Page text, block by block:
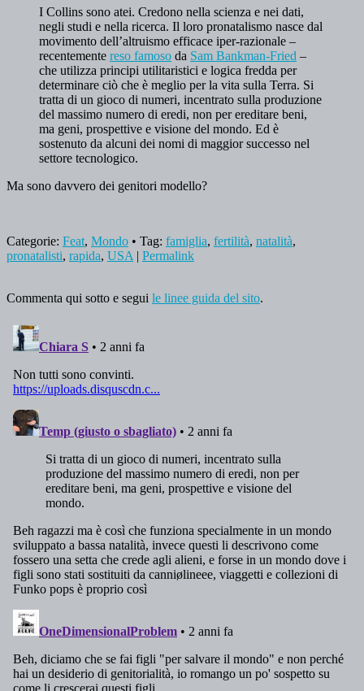
I Collins sono atei. Credono nella scienza e nei dati,
negli studi e nella ricerca. Il loro pronatalismo nasce dal
movimento dell’altruismo efficace iper-razionale –
recentemente reso famoso da Sam Bankman-Fried –
che utilizza principi utilitaristici e logica fredda per
determinare ciò che è meglio per la vita sulla Terra. Si
tratta di un gioco di numeri, incentrato sulla produzione
del massimo numero di eredi, non per ereditare beni,
ma geni, prospettive e visione del mondo. Ed è
sostenuto da alcuni dei nomi di maggior successo nel
settore tecnologico.
Ma sono davvero dei genitori modello?
Categorie: Feat, Mondo • Tag: famiglia, fertilità, natalità,
pronatalisti, rapida, USA | Permalink
Commenta qui sotto e segui le linee guida del sito.